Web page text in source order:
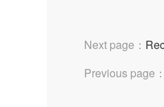
Next page：
Previous page：